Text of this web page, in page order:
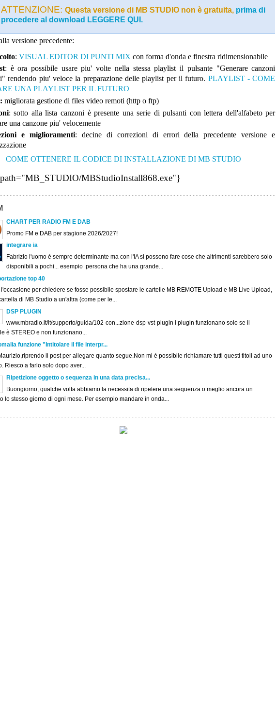
ATTENZIONE: Questa versione di MB STUDIO non è gratuita, prima di
procedere al download LEGGERE QUI.
versione precedente:
: VISUAL EDITOR DI PUNTI MIX con forma d'onda e finestra ridimensionabile
: è ora possibile usare piu' volte nella stessa playlist il pulsante "Generare canzoni
rendendo piu' veloce la preparazione delle playlist per il futuro. PLAYLIST - COME
UNA PLAYLIST PER IL FUTURO
migliorata gestione di files video remoti (http o ftp)
: sotto alla lista canzoni è presente una serie di pulsanti con lettera dell'alfabeto per
una canzone piu' velocemente
e miglioramenti: decine di correzioni di errori della precedente versione e
COME OTTENERE IL CODICE DI INSTALLAZIONE DI MB STUDIO
MBStudioInstall868.exe"}
CHART PER RADIO FM E DAB
Promo FM e DAB per stagione 2026/2027!
integrare ia
Fabrizio l'uomo è sempre determinante ma con l'IA si possono fare cose che altrimenti sarebbero solo
disponibili a pochi... esempio persona che ha una grande...
top 40
per chiedere se fosse possibile spostare le cartelle MB REMOTE Upload e MB Live Upload,
di MB Studio a un'altra (come per le...
DSP PLUGIN
www.mbradio.it/it/supporto/guida/102-con...zione-dsp-vst-plugin i plugin funzionano solo se il
è STEREO e non funzionano...
funzione "Intitolare il file interpr...
il post per allegare quanto segue.Non mi è possibile richiamare tutti questi titoli ad uno
Riesco a farlo solo dopo aver...
Ripetizione oggetto o sequenza in una data precisa...
Buongiorno, qualche volta abbiamo la necessita di ripetere una sequenza o meglio ancora un
lo stesso giorno di ogni mese. Per esempio mandare in onda...